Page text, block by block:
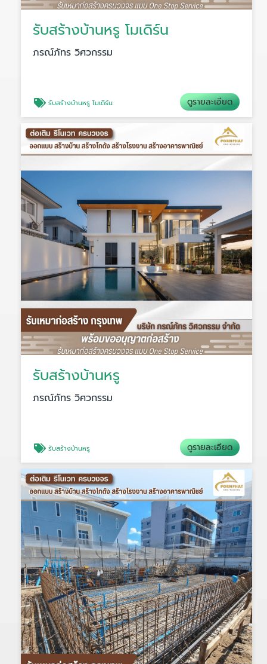
รับสร้างบ้านหรู โมเดิร์น
ภรณ์ภัทร วิศวกรรม
รับสร้างบ้านหรู โมเดิร์น ดูรายละเอียด
รับสร้างบ้านหรู
ภรณ์ภัทร วิศวกรรม
รับสร้างบ้านหรู ดูรายละเอียด